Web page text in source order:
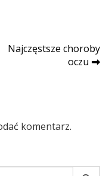
Najczęstsze choroby
oczu
komentarz.